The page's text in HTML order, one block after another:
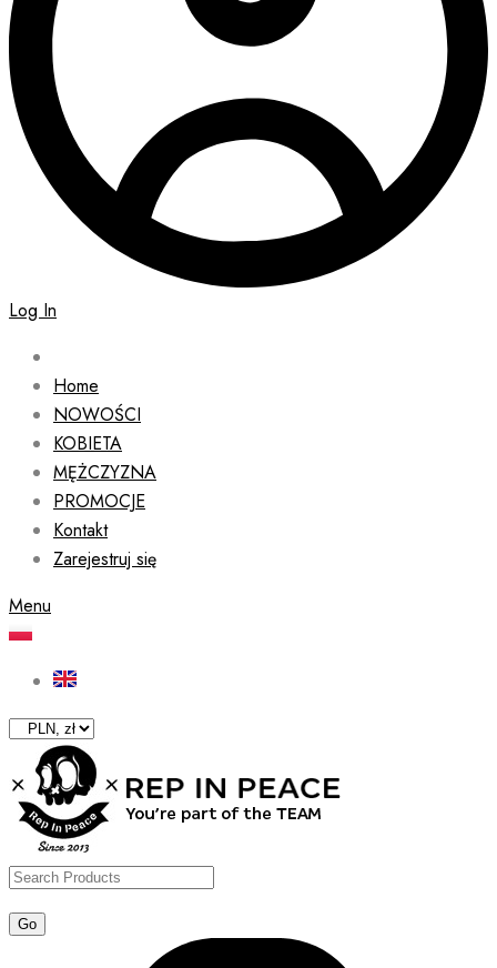
Log In
Home
NOWOŚCI
KOBIETA
MĘŻCZYZNA
PROMOCJE
Kontakt
Zarejestruj się
Menu